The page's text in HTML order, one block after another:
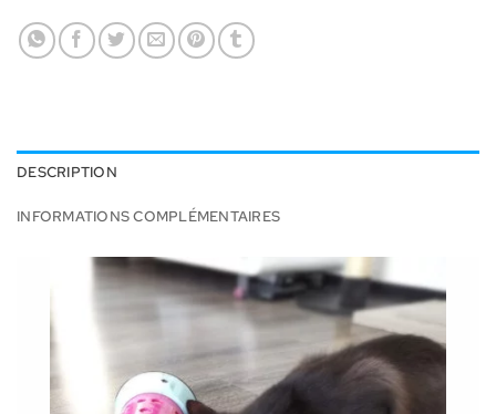
DESCRIPTION
INFORMATIONS COMPLÉMENTAIRES